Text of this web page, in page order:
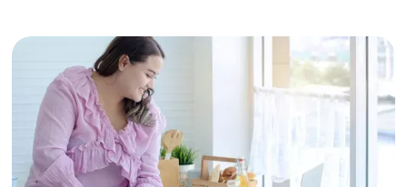
Lebensstilveränderungen kombinieren (1).